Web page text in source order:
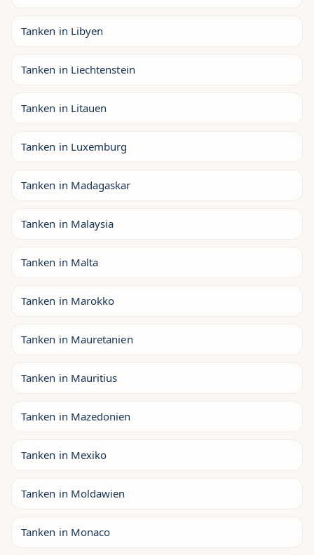
Tanken in Libyen
Tanken in Liechtenstein
Tanken in Litauen
Tanken in Luxemburg
Tanken in Madagaskar
Tanken in Malaysia
Tanken in Malta
Tanken in Marokko
Tanken in Mauretanien
Tanken in Mauritius
Tanken in Mazedonien
Tanken in Mexiko
Tanken in Moldawien
Tanken in Monaco